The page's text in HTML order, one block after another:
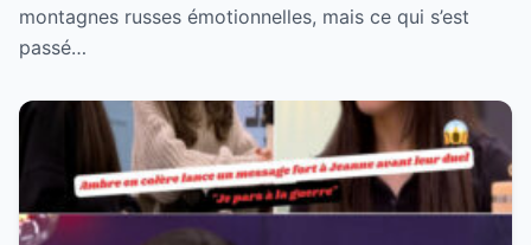
montagnes russes émotionnelles, mais ce qui s’est
passé…